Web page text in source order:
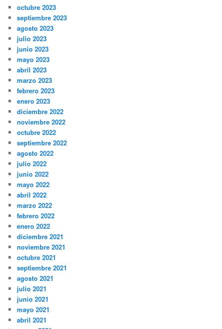
octubre 2023
septiembre 2023
agosto 2023
julio 2023
junio 2023
mayo 2023
abril 2023
marzo 2023
febrero 2023
enero 2023
diciembre 2022
noviembre 2022
octubre 2022
septiembre 2022
agosto 2022
julio 2022
junio 2022
mayo 2022
abril 2022
marzo 2022
febrero 2022
enero 2022
diciembre 2021
noviembre 2021
octubre 2021
septiembre 2021
agosto 2021
julio 2021
junio 2021
mayo 2021
abril 2021